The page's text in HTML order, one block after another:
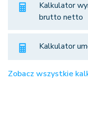
Kalkulator
brutto netto
Kalkulator
Zobacz wszystkie